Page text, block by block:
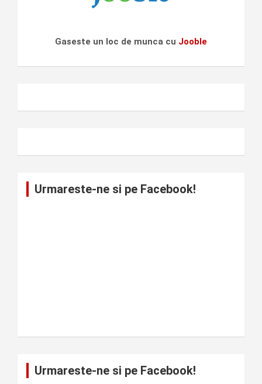
Gaseste un loc de munca cu Jooble
Urmareste-ne si pe Facebook!
Urmareste-ne si pe Facebook!